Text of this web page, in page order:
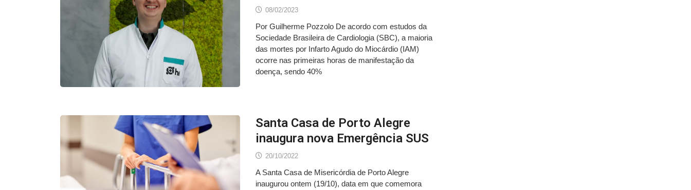
08/02/2023
Por Guilherme Pozzolo De acordo com estudos da
Sociedade Brasileira de Cardiologia (SBC), a maioria
das mortes por Infarto Agudo do Miocárdio (IAM)
ocorre nas primeiras horas de manifestação da
doença, sendo 40%
Santa Casa de Porto Alegre
inaugura nova Emergência SUS
20/10/2022
A Santa Casa de Misericórdia de Porto Alegre
inaugurou ontem (19/10), data em que comemora